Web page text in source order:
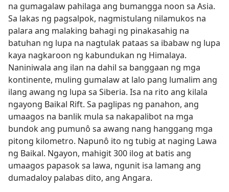
na gumagalaw pahilaga ang bumangga noon sa Asia.
Sa lakas ng pagsalpok, nagmistulang nilamukos na
palara ang malaking bahagi ng pinakasahig na
batuhan ng lupa na nagtulak pataas sa ibabaw ng lupa
kaya nagkaroon ng kabundukan ng Himalaya.
Naniniwala ang ilan na dahil sa banggaan ng mga
kontinente, muling gumalaw at lalo pang lumalim ang
ilang awang ng lupa sa Siberia. Isa na rito ang kilala
ngayong Baikal Rift. Sa paglipas ng panahon, ang
umaagos na banlik mula sa nakapalibot na mga
bundok ang pumunô sa awang nang hanggang mga
pitong kilometro. Napunô ito ng tubig at naging Lawa
ng Baikal. Ngayon, mahigit 300 ilog at batis ang
umaagos papasok sa lawa, ngunit isa lamang ang
dumadaloy palabas dito, ang Angara.